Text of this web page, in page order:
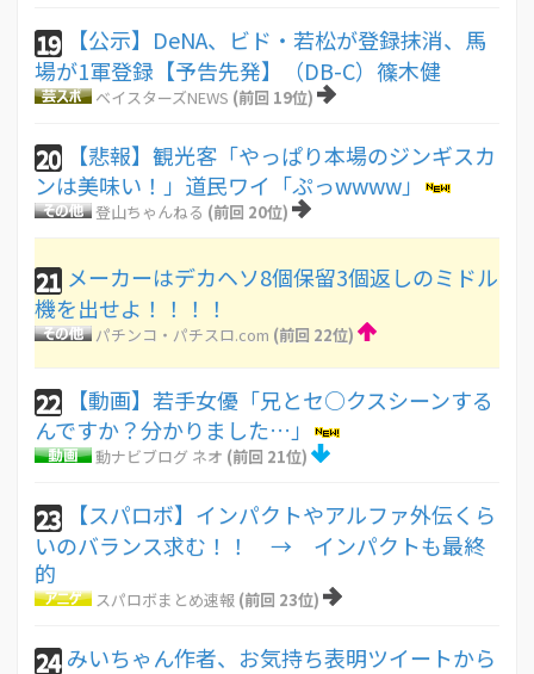
19
【公示】DeNA、ビド・若松が登録抹消、馬
場が1軍登録【予告先発】（DB-C）篠木健
ベイスターズNEWS (前回 19位)
20
【悲報】観光客「やっぱり本場のジンギスカ
ンは美味い！」道民ワイ「ぷっwwww」
登山ちゃんねる (前回 20位)
21 メーカーはデカヘソ8個保留3個返しのミドル
機を出せよ！！！！
パチンコ・パチスロ.com (前回 22位)
22
【動画】若手女優「兄とセ○クスシーンする
んですか？分かりました…」
動ナビブログ ネオ (前回 21位)
23
【スパロボ】インパクトやアルファ外伝くら
いのバランス求む！！ → インパクトも最終
的
スパロボまとめ速報 (前回 23位)
24 みいちゃん作者、お気持ち表明ツイートから